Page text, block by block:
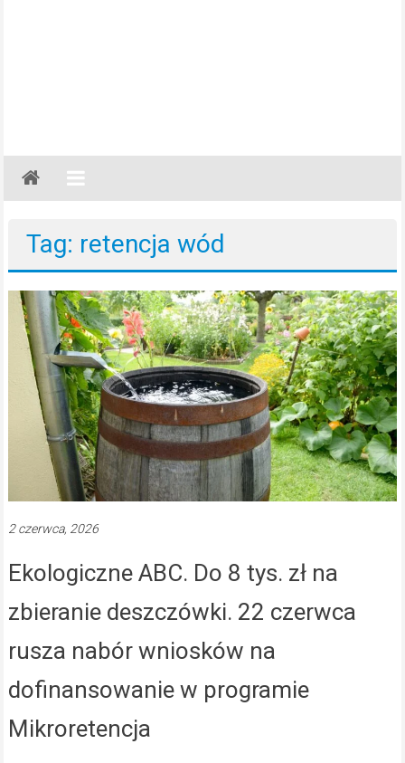
Gazeta
Regionalna
Kłobuck,
Lubliniec,
Myszków
Tag: retencja wód
2 czerwca, 2026
Ekologiczne ABC. Do 8 tys. zł na
zbieranie deszczówki. 22 czerwca
rusza nabór wniosków na
dofinansowanie w programie
Mikroretencja